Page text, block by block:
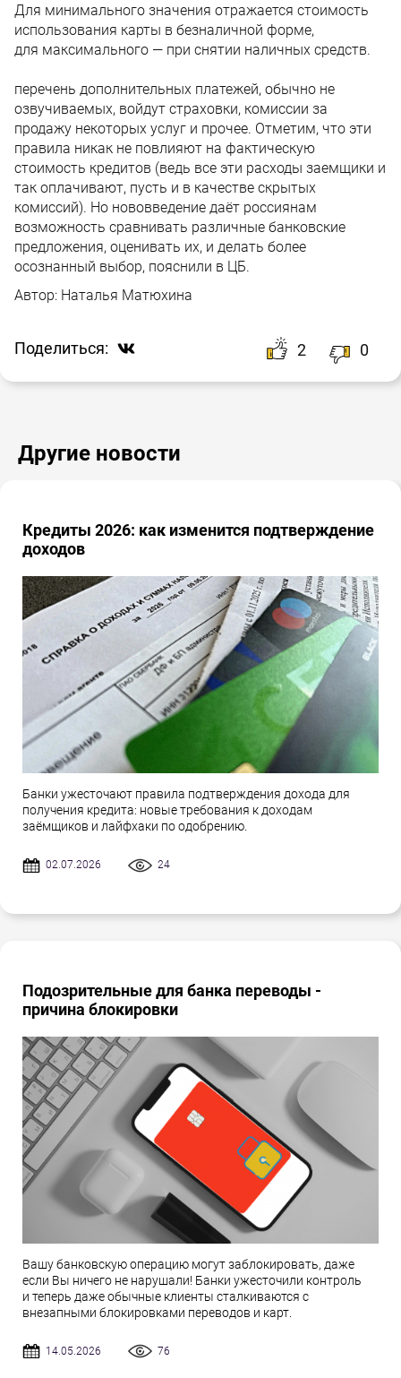
Для минимального значения отражается стоимость
использования карты в безналичной форме,
для максимального — при снятии наличных средств.
перечень дополнительных платежей, обычно не
озвучиваемых, войдут страховки, комиссии за
продажу некоторых услуг и прочее. Отметим, что эти
правила никак не повлияют на фактическую
стоимость кредитов (ведь все эти расходы заемщики и
так оплачивают, пусть и в качестве скрытых
комиссий). Но нововведение даёт россиянам
возможность сравнивать различные банковские
предложения, оценивать их, и делать более
осознанный выбор, пояснили в ЦБ.
Автор: Наталья Матюхина
Поделиться: 2 0
Другие новости
Кредиты 2026: как изменится подтверждение
доходов
Банки ужесточают правила подтверждения дохода для
получения кредита: новые требования к доходам
заёмщиков и лайфхаки по одобрению.
02.07.2026 24
Подозрительные для банка переводы -
причина блокировки
Вашу банковскую операцию могут заблокировать, даже
если Вы ничего не нарушали! Банки ужесточили контроль
и теперь даже обычные клиенты сталкиваются с
внезапными блокировками переводов и карт.
14.05.2026 76